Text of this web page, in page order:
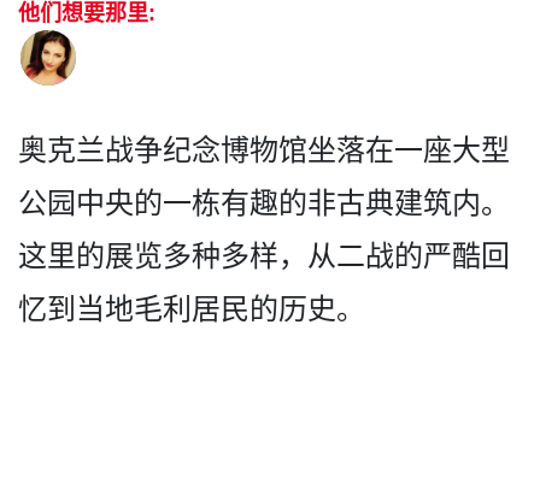
他们想要那里:
奥克兰战争纪念博物馆坐落在­一座大型
公园中央的一栋有趣的非古典建筑内。
这里的­展览多种多样，从二战的严酷回
忆到当地毛利居民的历­史。